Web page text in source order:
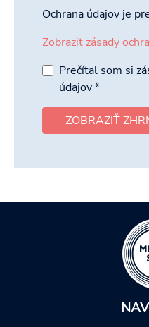
Ochrana údajov je
Zobraziť zásady
Prečítal som si
údajov*
ZOBRAZIŤ